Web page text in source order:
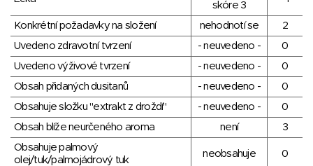
skóre 3
Konkrétní požadavky na složení nehodnotí se
2
Uvedeno zdravotní tvrzení
- neuvedeno -
0
Uvedeno výživové tvrzení
- neuvedeno -
0
Obsah přidaných dusitanů
- neuvedeno -
0
Obsahuje složku "extrakt z droždí"
- neuvedeno -
0
Obsah blíže neurčeného aroma
není
3
Obsahuje palmový
olej/tuk/palmojádrový tuk
neobsahuje 0